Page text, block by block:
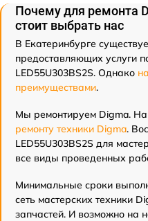
Почему для ремонта
стоит выбрать нас
В Екатеринбурге
предоставляющих услуги
LED55U303BS2S. Однако
преимуществами.
Мы ремонтируем Digma.
ремонту техники Digma.
LED55U303BS2S для
все виды проведенных
Минимальные сроки
сеть мастерских техники
запчастей. И возможно на